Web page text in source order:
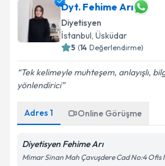
Dyt. Fehime Arı
Diyetisyen
İstanbul, Üsküdar
5 (14 Değerlendirme)
Tek kelimeyle muhteşem, anlayışlı,
yönlendirici
Adres 1 Online Görüşme
Diyetisyen Fehime Arı
Mimar Sinan Mah Çavuşdere Cad No:4 Ofis